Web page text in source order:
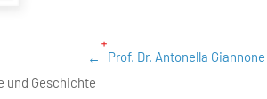
Prof. Dr. Antonella Giannone
und Geschichte